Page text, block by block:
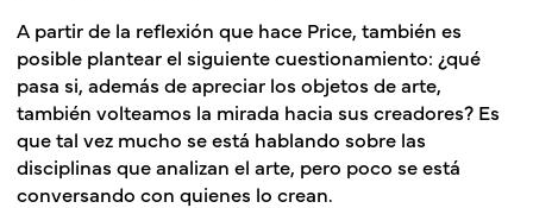
A partir de la reflexión que hace Price, también es
posible plantear el siguiente cuestionamiento: ¿qué
pasa si, además de apreciar los objetos de arte,
también volteamos la mirada hacia sus creadores? Es
que tal vez mucho se está hablando sobre las
disciplinas que analizan el arte, pero poco se está
conversando con quienes lo crean.